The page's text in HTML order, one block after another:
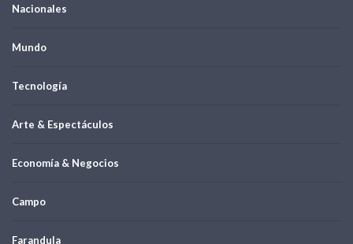
Nacionales
Mundo
Tecnología
Arte & Espectáculos
Economía & Negocios
Campo
Farandula